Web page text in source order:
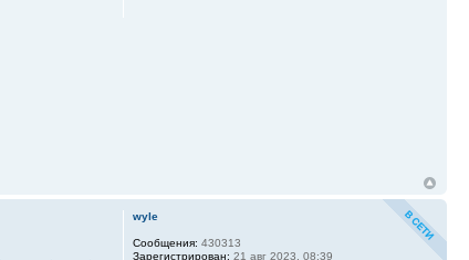
wyle
Сообщения: 430313
Зарегистрирован: 21 авг 2023, 08:39